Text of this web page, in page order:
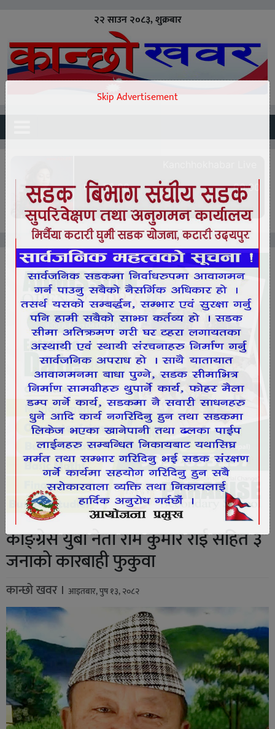
२२ साउन २०८३, शुक्रबार
काङ्ग्रेस युबा नेता राम कुमार राई सहित ३
जनाको कारबाही फुकुवा
कान्छो खवर । आइतबार, पुष १३, २०८२